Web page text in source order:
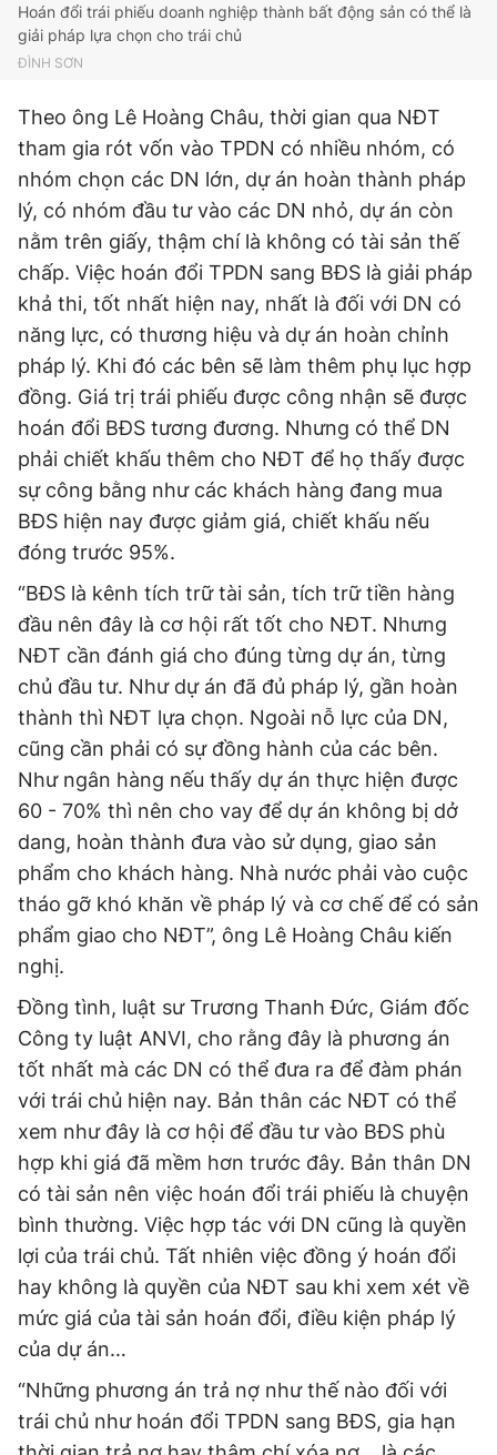
Hoán đổi trái phiếu doanh nghiệp thành bất động sản có thể là
giải pháp lựa chọn cho trái chủ
ĐÌNH SƠN
Theo ông Lê Hoàng Châu, thời gian qua NĐT
tham gia rót vốn vào TPDN có nhiều nhóm, có
nhóm chọn các DN lớn, dự án hoàn thành pháp
lý, có nhóm đầu tư vào các DN nhỏ, dự án còn
nằm trên giấy, thậm chí là không có tài sản thế
chấp. Việc hoán đổi TPDN sang BĐS là giải pháp
khả thi, tốt nhất hiện nay, nhất là đối với DN có
năng lực, có thương hiệu và dự án hoàn chỉnh
pháp lý. Khi đó các bên sẽ làm thêm phụ lục hợp
đồng. Giá trị trái phiếu được công nhận sẽ được
hoán đổi BĐS tương đương. Nhưng có thể DN
phải chiết khấu thêm cho NĐT để họ thấy được
sự công bằng như các khách hàng đang mua
BĐS hiện nay được giảm giá, chiết khấu nếu
đóng trước 95%.
“BĐS là kênh tích trữ tài sản, tích trữ tiền hàng
đầu nên đây là cơ hội rất tốt cho NĐT. Nhưng
NĐT cần đánh giá cho đúng từng dự án, từng
chủ đầu tư. Như dự án đã đủ pháp lý, gần hoàn
thành thì NĐT lựa chọn. Ngoài nỗ lực của DN,
cũng cần phải có sự đồng hành của các bên.
Như ngân hàng nếu thấy dự án thực hiện được
60 - 70% thì nên cho vay để dự án không bị dở
dang, hoàn thành đưa vào sử dụng, giao sản
phẩm cho khách hàng. Nhà nước phải vào cuộc
tháo gỡ khó khăn về pháp lý và cơ chế để có sản
phẩm giao cho NĐT”, ông Lê Hoàng Châu kiến
nghị.
Đồng tình, luật sư Trương Thanh Đức, Giám đốc
Công ty luật ANVI, cho rằng đây là phương án
tốt nhất mà các DN có thể đưa ra để đàm phán
với trái chủ hiện nay. Bản thân các NĐT có thể
xem như đây là cơ hội để đầu tư vào BĐS phù
hợp khi giá đã mềm hơn trước đây. Bản thân DN
có tài sản nên việc hoán đổi trái phiếu là chuyện
bình thường. Việc hợp tác với DN cũng là quyền
lợi của trái chủ. Tất nhiên việc đồng ý hoán đổi
hay không là quyền của NĐT sau khi xem xét về
mức giá của tài sản hoán đổi, điều kiện pháp lý
của dự án…
“Những phương án trả nợ như thế nào đối với
trái chủ như hoán đổi TPDN sang BĐS, gia hạn